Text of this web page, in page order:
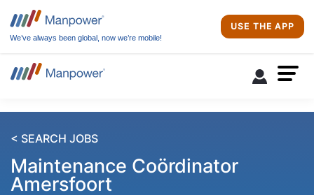
We’ve always been global, now we’re mobile!
USE THE APP
< SEARCH JOBS
Maintenance Coördinator
Amersfoort